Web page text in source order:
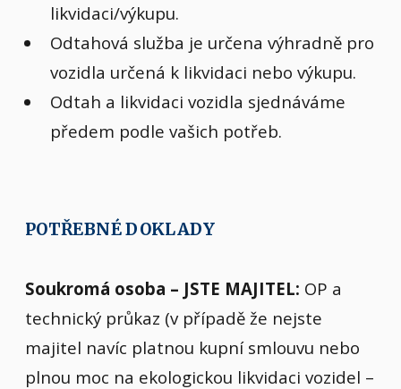
likvidaci/výkupu.
Odtahová služba je určena výhradně pro
vozidla určená k likvidaci nebo výkupu.
Odtah a likvidaci vozidla sjednáváme
předem podle vašich potřeb.
POTŘEBNÉ DOKLADY
Soukromá osoba – JSTE MAJITEL: OP a
technický průkaz (v případě že nejste
majitel navíc platnou kupní smlouvu nebo
plnou moc na ekologickou likvidaci vozidel –